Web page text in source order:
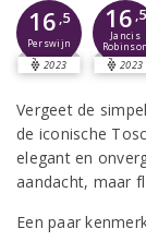
16 ,5
Perswijn
2023
16 ,5
Jancis
Robinson
2023
Vergeet de
de iconische
elegant en
aandacht, maar
Een paar